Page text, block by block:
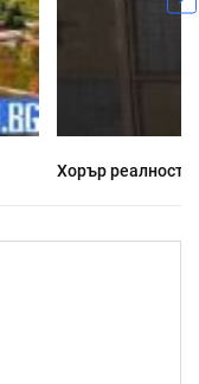
у нас